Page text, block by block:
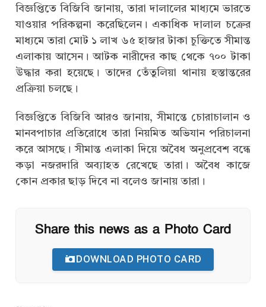
বিজ্ঞপ্তিতে বিজিবি জানায়, তারা দালালের মাধ্যমে ভারতে
যাওয়ার পরিকল্পনা করেছিলেন। একাধিক দালাল চক্রের
মাধ্যমে তারা মোট ১ লাখ ৬৫ হাজার টাকা চুক্তিতে সীমান্ত
এলাকায় আসেন। আটক নারীদের কাছ থেকে ৭০০ টাকা
উদ্ধার করা হয়েছে। তাদের তেঁতুলিয়া থানায় হস্তান্তরের
প্রক্রিয়া চলছে।
বিজ্ঞপ্তিতে বিজিবি আরও জানায়, সীমান্তে চোরাচালান ও
মানবপাচার প্রতিরোধে তারা নিয়মিত অভিযান পরিচালনা
করে আসছে। সীমান্ত এলাকা দিয়ে অবৈধ অনুপ্রবেশ বন্ধে
কড়া নজরদারি অব্যাহত রেখেছে তারা। অবৈধ কাজে
কোন প্রকার ছাড় দিবে না বলেও জানায় তারা।
Share this news as a Photo Card
DOWNLOAD PHOTO CARD